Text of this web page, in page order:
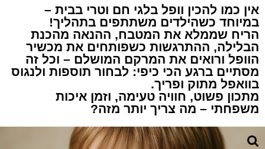
אין כמו להכין וופל בלגי חם וטרי בבית –
במיוחד כשהילדים משתתפים בתהליך!
הריח שממלא את המטבח, ההנאה מהכנת
הבלילה, ההתרגשות כשפותחים את מכשיר
הוופל ורואים את המרקם המושלם – וכל זה
מסתיים ברגע הכי כיפי: לבחור תוספות ולנגוס
בוואפל מתוק ופריך.
מתכון פשוט, חוויה טעימה, וזמן איכות
משפחתי – מה צריך יותר מזה?